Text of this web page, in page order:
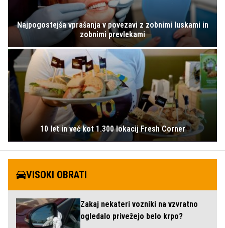
Najpogostejša vprašanja v povezavi z zobnimi luskami in
zobnimi prevlekami
10 let in več kot 1.300 lokacij Fresh Corner
VISOKI OBRATI
Zakaj nekateri vozniki na vzvratno
ogledalo privežejo belo krpo?